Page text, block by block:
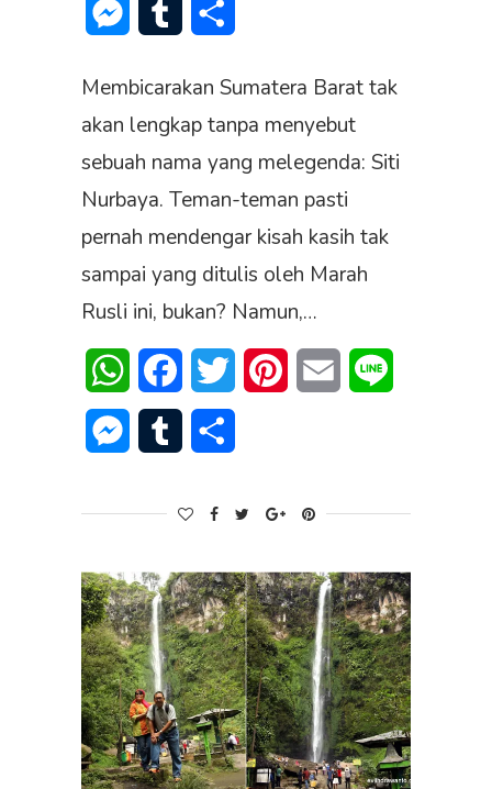
Messenger
Tumblr
Membicarakan Sumatera Barat tak
akan lengkap tanpa menyebut
sebuah nama yang melegenda: Siti
Nurbaya. Teman-teman pasti
pernah mendengar kisah kasih tak
sampai yang ditulis oleh Marah
Rusli ini, bukan? Namun,…
WhatsAppFacebookTwitter PinterestEmail
Messenger
Tumblr